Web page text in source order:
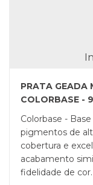
PRATA GEADA
COLORBASE -
Colorbase -
pigmentos de
cobertura e
acabamento
fidelidade de cor.